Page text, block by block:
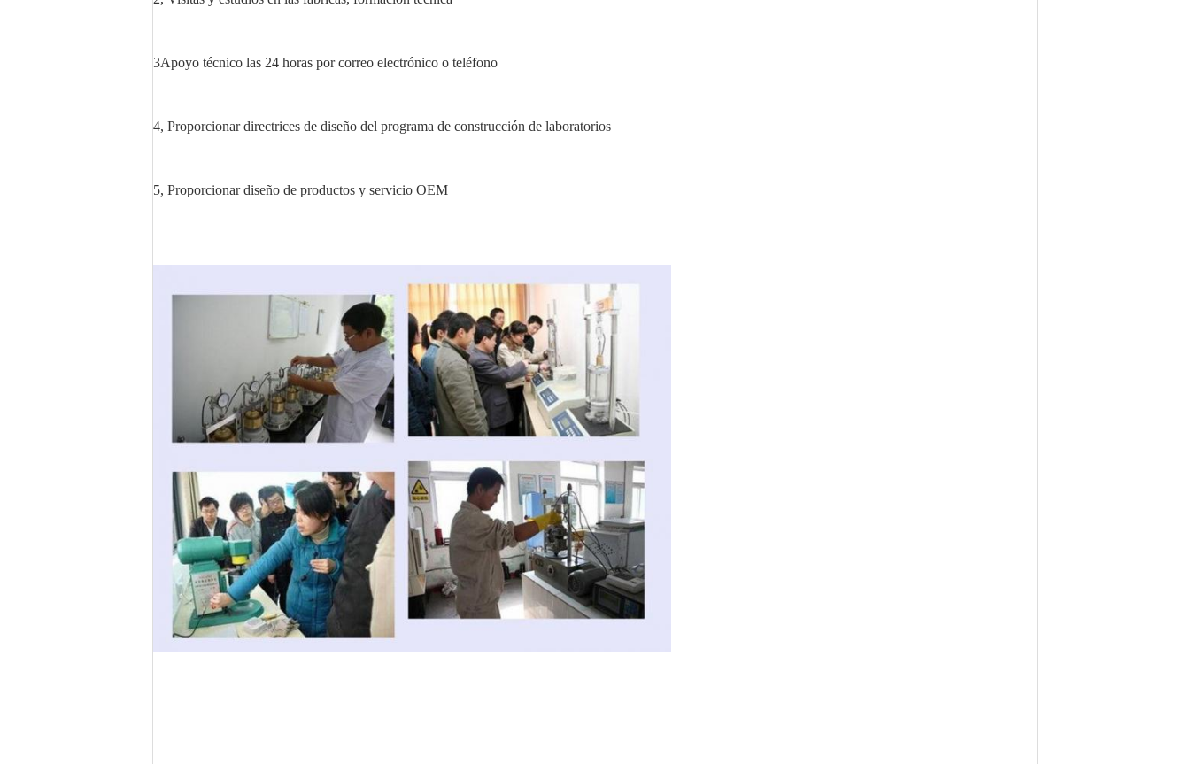
3Apoyo técnico las 24 horas por correo electrónico o teléfono
4, Proporcionar directrices de diseño del programa de construcción de laboratorios
5, Proporcionar diseño de productos y servicio OEM